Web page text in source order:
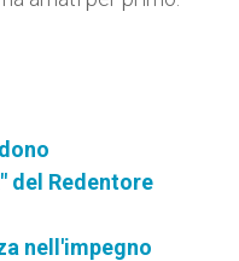
del Redentore
nell'impegno